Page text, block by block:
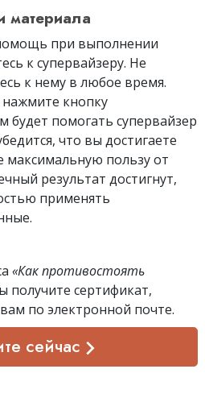
материала
при выполнении
к супервайзеру. Не
к нему в любое время.
нажмите кнопку
будет помогать супервайзер
что вы достигаете
максимальную пользу от
результат достигнут,
применять
«Как противостоять
получите сертификат,
по электронной почте.
сейчас